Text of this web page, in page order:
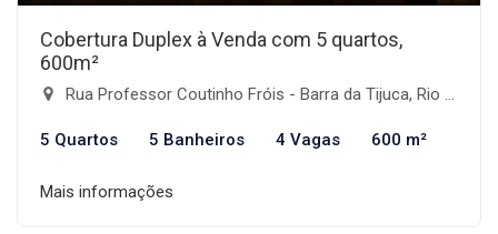
Cobertura Duplex à Venda com 5 quartos,
600m²
Rua Professor Coutinho Fróis - Barra da Tijuca, Rio de Janeiro-RJ
5 Quartos 5 Banheiros 4 Vagas 600 m²
Mais informações